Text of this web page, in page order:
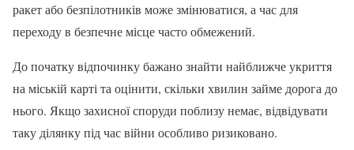
ракет або безпілотників може змінюватися, а час для
переходу в безпечне місце часто обмежений.
До початку відпочинку бажано знайти найближче укриття
на міській карті та оцінити, скільки хвилин займе дорога до
нього. Якщо захисної споруди поблизу немає, відвідувати
таку ділянку під час війни особливо ризиковано.